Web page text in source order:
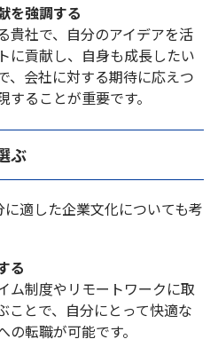
を強調する
貴社で、自分のアイデアを活
に貢献し、自身も成長したい
、会社に対する期待に応えつ
ることが重要です。
ぶ
適した企業文化についても考
る
ム制度やリモートワークに取
ことで、自分にとって快適な
転職が可能です。